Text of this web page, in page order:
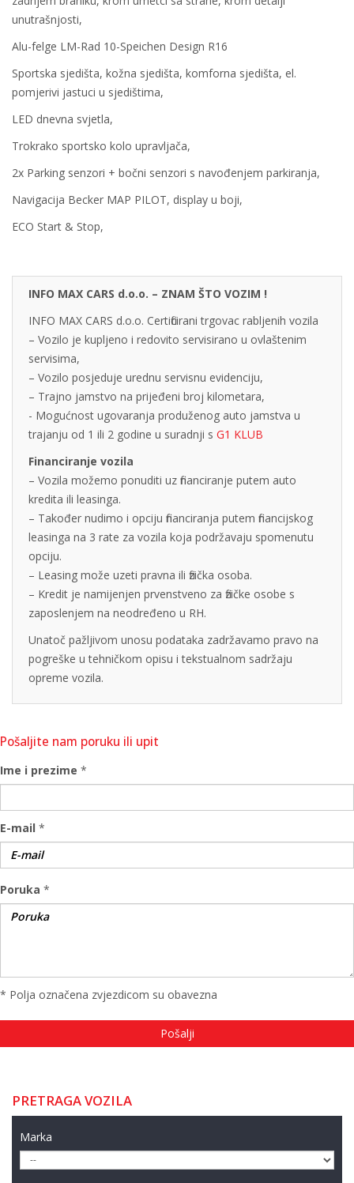
unutrašnjosti,
Alu-felge LM-Rad 10-Speichen Design R16
Sportska sjedišta, kožna sjedišta, komforna sjedišta, el.
pomjerivi jastuci u sjedištima,
LED dnevna svjetla,
Trokrako sportsko kolo upravljača,
2x Parking senzori + bočni senzori s navođenjem parkiranja,
Navigacija Becker MAP PILOT, display u boji,
ECO Start & Stop,
INFO MAX CARS d.o.o. – ZNAM ŠTO VOZIM !
INFO MAX CARS d.o.o. Certificirani trgovac rabljenih vozila
– Vozilo je kupljeno i redovito servisirano u ovlaštenim
servisima,
– Vozilo posjeduje urednu servisnu evidenciju,
– Trajno jamstvo na prijeđeni broj kilometara,
- Mogućnost ugovaranja produženog auto jamstva u
trajanju od 1 ili 2 godine u suradnji s G1 KLUB
Financiranje vozila
– Vozila možemo ponuditi uz financiranje putem auto
kredita ili leasinga.
– Također nudimo i opciju financiranja putem financijskog
leasinga na 3 rate za vozila koja podržavaju spomenutu
opciju.
– Leasing može uzeti pravna ili fizička osoba.
– Kredit je namijenjen prvenstveno za fizičke osobe s
zaposlenjem na neodređeno u RH.
Unatoč pažljivom unosu podataka zadržavamo pravo na
pogreške u tehničkom opisu i tekstualnom sadržaju
opreme vozila.
Pošaljite nam poruku ili upit
Ime i prezime *
E-mail *
Poruka *
* Polja označena zvjezdicom su obavezna
PRETRAGA VOZILA
Marka